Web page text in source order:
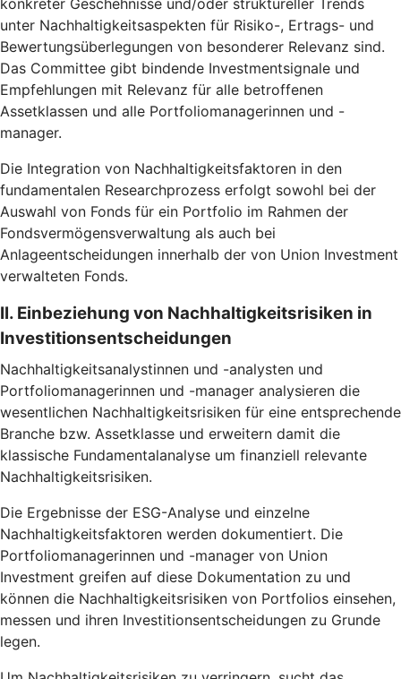
konkreter Geschehnisse und/oder struktureller Trends
unter Nachhaltigkeitsaspekten für Risiko-, Ertrags- und
Bewertungsüberlegungen von besonderer Relevanz sind.
Das Committee gibt bindende Investmentsignale und
Empfehlungen mit Relevanz für alle betroffenen
Assetklassen und alle Portfoliomanagerinnen und -
manager.
Die Integration von Nachhaltigkeitsfaktoren in den
fundamentalen Researchprozess erfolgt sowohl bei der
Auswahl von Fonds für ein Portfolio im Rahmen der
Fondsvermögensverwaltung als auch bei
Anlageentscheidungen innerhalb der von Union Investment
verwalteten Fonds.
II. Einbeziehung von Nachhaltigkeitsrisiken in
Investitionsentscheidungen
Nachhaltigkeitsanalystinnen und -analysten und
Portfoliomanagerinnen und -manager analysieren die
wesentlichen Nachhaltigkeitsrisiken für eine entsprechende
Branche bzw. Assetklasse und erweitern damit die
klassische Fundamentalanalyse um finanziell relevante
Nachhaltigkeitsrisiken.
Die Ergebnisse der ESG-Analyse und einzelne
Nachhaltigkeitsfaktoren werden dokumentiert. Die
Portfoliomanagerinnen und -manager von Union
Investment greifen auf diese Dokumentation zu und
können die Nachhaltigkeitsrisiken von Portfolios einsehen,
messen und ihren Investitionsentscheidungen zu Grunde
legen.